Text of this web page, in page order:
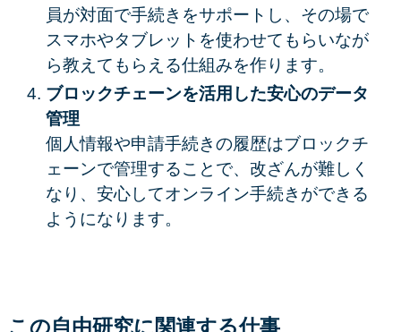
員が対面で手続きをサポートし、その場で
スマホやタブレットを使わせてもらいなが
ら教えてもらえる仕組みを作ります。
ブロックチェーンを活用した安心のデータ
管理
個人情報や申請手続きの履歴はブロックチ
ェーンで管理することで、改ざんが難しく
なり、安心してオンライン手続きができる
ようになります。
この自由研究に関連する仕事